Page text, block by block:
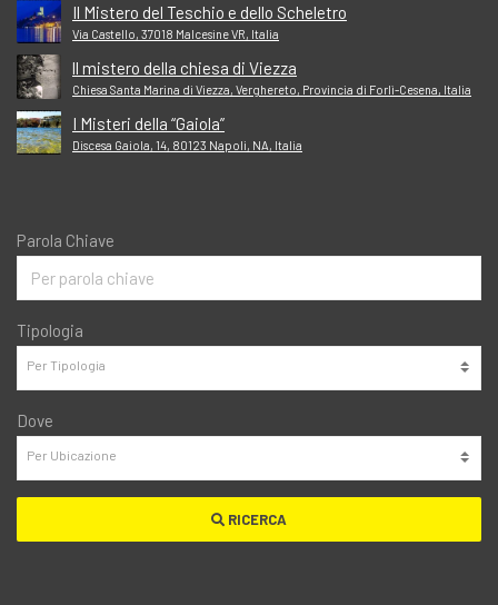
Il Mistero del Teschio e dello Scheletro
Via Castello, 37018 Malcesine VR, Italia
ll mistero della chiesa di Viezza
Chiesa Santa Marina di Viezza, Verghereto, Provincia di Forlì-Cesena, Italia
I Misteri della “Gaiola”
Discesa Gaiola, 14, 80123 Napoli, NA, Italia
Parola Chiave
Tipologia
Dove
RICERCA